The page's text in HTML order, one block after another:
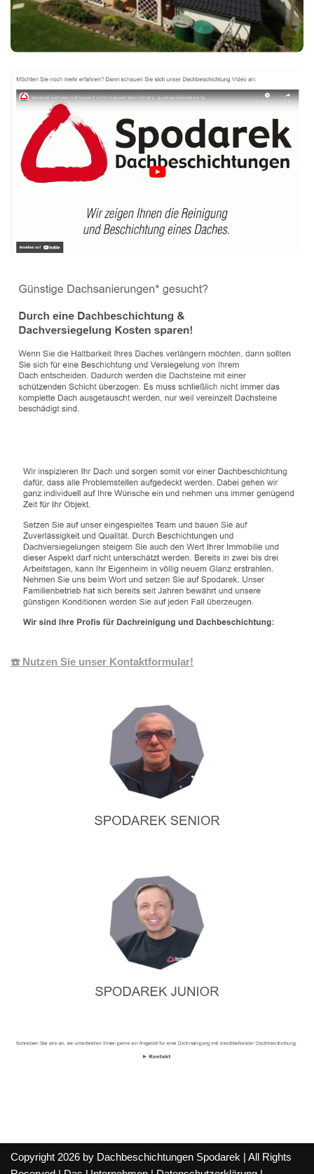
☎️ Nutzen Sie unser Kontaktformular!
Copyright 2026 by Dachbeschichtungen Spodarek | All Rights